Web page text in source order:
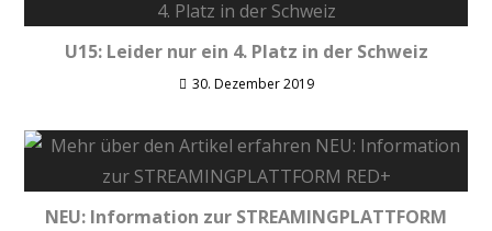
U15: Leider nur ein 4. Platz in der Schweiz
30. Dezember 2019
NEU: Information zur STREAMINGPLATTFORM